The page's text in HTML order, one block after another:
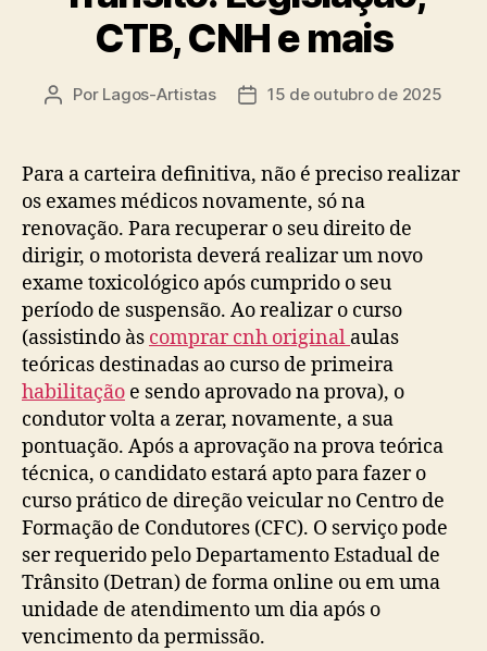
CTB, CNH e mais
Autor
Por Lagos-Artistas
Data15 de outubro de 2025
Para a carteira definitiva, não é preciso realizar
os exames médicos novamente, só na
renovação. Para recuperar o seu direito de
dirigir, o motorista deverá realizar um novo
exame toxicológico após cumprido o seu
período de suspensão. Ao realizar o curso
(assistindo às comprar cnh original aulas
teóricas destinadas ao curso de primeira
habilitação e sendo aprovado na prova), o
condutor volta a zerar, novamente, a sua
pontuação. Após a aprovação na prova teórica
técnica, o candidato estará apto para fazer o
curso prático de direção veicular no Centro de
Formação de Condutores (CFC). O serviço pode
ser requerido pelo Departamento Estadual de
Trânsito (Detran) de forma online ou em uma
unidade de atendimento um dia após o
vencimento da permissão.